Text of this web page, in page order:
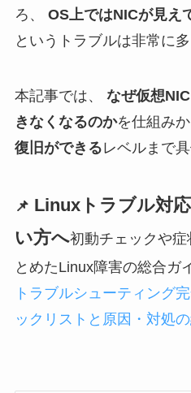
ろ、 OS上ではNICが見え
というトラブルは非常に多
本記事では、 なぜ仮想
きなくなるのかを仕組み
復旧ができるレベルまで
📌 Linuxトラブル対
い方へ初動チェックや症
とめたLinux障害の総合ガ
トラブルシューティング
ックリストと原因・対処